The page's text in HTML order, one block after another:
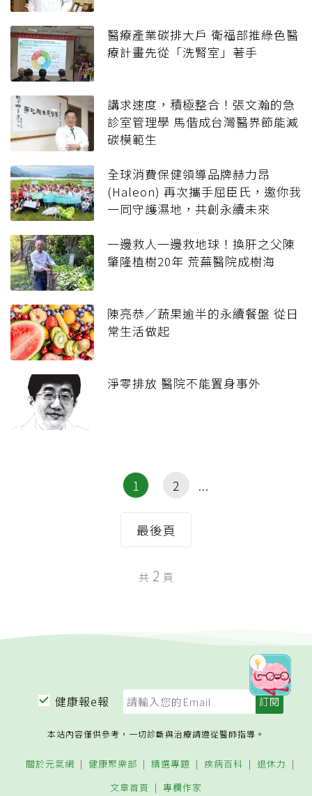
醫療產業碳排大戶 衛福部推綠色醫
療計畫先從「洗腎室」著手
講求速度，積極整合！張文瀚的急
診室管理學 馬偕成台灣醫界節能減
碳模範生
全球消費保健領導品牌赫力昂
(Haleon) 再次攜手屈臣氏，邀你我
一同守護濕地，共創永續未來
一邊救人一邊救地球！換肝之父陳
肇隆植樹20年 荒蕪醫院成樹海
陳亮恭／蔬果逾半的永續餐盤 從日
常生活做起
淨零排放 醫院不能置身事外
1 2
最後頁
共 2 頁
健康報e報
本站內容僅供參考，一切診斷與治療請遵從醫師指導。
關於元氣網 健康聚樂部 精選專題 疾病百科
退休力
文章首頁
專欄作家